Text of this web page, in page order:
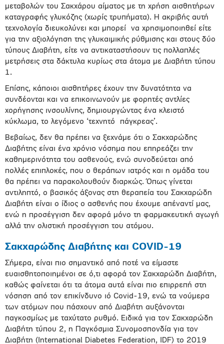
μεταβολών του Σακχάρου αίματος με τη χρήση αισθητήρων
καταγραφής γλυκόζης (χωρίς τρυπήματα). Η ακριβής αυτή
τεχνολογία διευκολύνει και μπορεί να χρησιμοποιηθεί είτε
για την αξιολόγηση της γλυκαιμικής ρύθμισης και στους δύο
τύπους Διαβήτη, είτε να αντικαταστήσουν τις πολλαπλές
μετρήσεις στα δάκτυλα κυρίως στα άτομα με Διαβήτη τύπου
1.
Επίσης, κάποιοι αισθητήρες έχουν την δυνατότητα να
συνδέονται και να επικοινωνούν με φορητές αντλίες
χορήγησης ινσουλίνης, δημιουργώντας ένα κλειστό
κύκλωμα, το λεγόμενο ‘τεχνητό πάγκρεας’.
Βεβαίως, δεν θα πρέπει να ξεχνάμε ότι ο Σακχαρώδης
Διαβήτης είναι ένα χρόνιο νόσημα που επηρεάζει την
καθημερινότητα του ασθενούς, ενώ συνοδεύεται από
πολλές επιπλοκές, που ο θεράπων ιατρός και η ομάδα του
θα πρέπει να παρακολουθούν διαρκώς. Όπως γίνεται
αντιληπτό, ο βασικός άξονας στη θεραπεία του Σακχαρώδη
Διαβήτη είναι ο ίδιος ο ασθενής που έχουμε απέναντί μας,
ενώ η προσέγγιση δεν αφορά μόνο τη φαρμακευτική αγωγή
αλλά την ολιστική προσέγγιση του ατόμου.
Σακχαρώδης Διαβήτης και COVID-19
Σήμερα, είναι πιο σημαντικό από ποτέ να είμαστε
ευαισθητοποιημένοι σε ό,τι αφορά τον Σακχαρώδη Διαβήτη,
καθώς φαίνεται ότι τα άτομα αυτά είναι πιο επιρρεπή στη
νόσηση από τον επικίνδυνο ιό Covid-19, ενώ τα νούμερα
των ατόμων που πάσχουν από Διαβήτη αυξάνονται
παγκοσμίως με ταχύτατο ρυθμό. Ειδικά για τον Σακχαρώδη
Διαβήτη τύπου 2, η Παγκόσμια Συνομοσπονδία για τον
Διαβήτη (International Diabetes Federation, IDF) το 2019